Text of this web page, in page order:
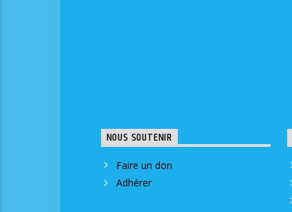
NOUS SOUTENIR
Faire un don
Adhérer